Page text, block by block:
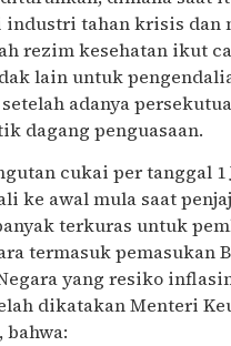
tahan krisis dan
rezim kesehatan ikut
lain untuk
adanya
dagang penguasaan.
cukai per tanggal
ke awal mula saat
terkuras untuk
termasuk pemasukan
yang resiko
dikatakan Menteri
bahwa: